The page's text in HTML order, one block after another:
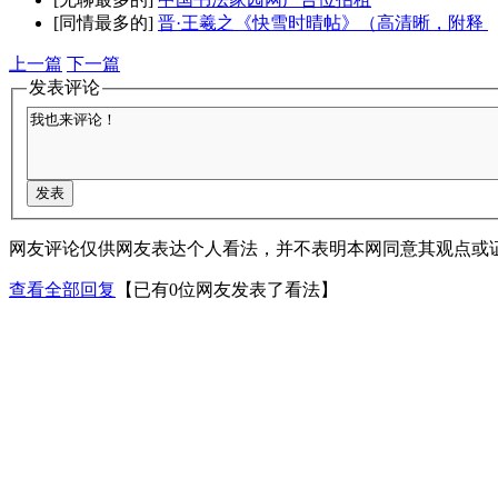
[同情最多的] 晋·王羲之《快雪时晴帖》（高清晰，附释
上一篇 下一篇
发表评论
网友评论仅供网友表达个人看法，并不表明本网同意其观点或
查看全部回复 【已有0位网友发表了看法】